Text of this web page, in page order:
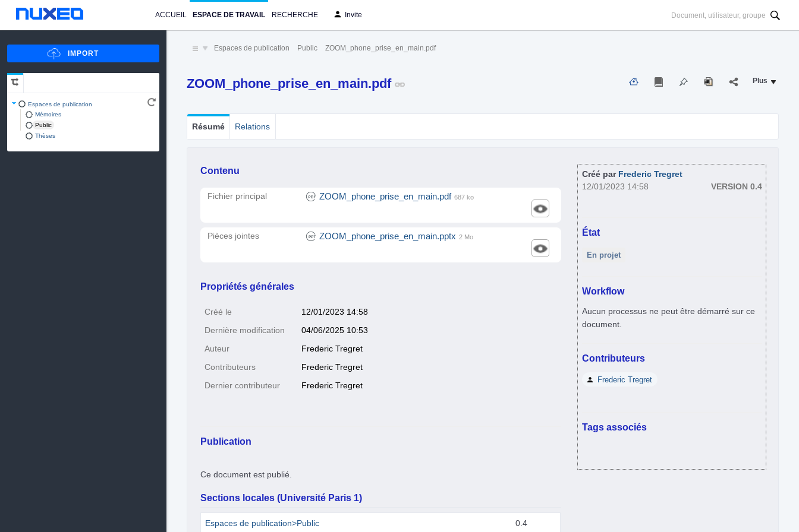
ACCUEIL ESPACE DE TRAVAIL RECHERCHE Invite
Espaces de publication
Mémoires
Public
Thèses
Espaces de publication Public ZOOM_phone_prise_en_main.pdf
ZOOM_phone_prise_en_main.pdf Plus
Résumé Relations
Contenu
Fichier principal ZOOM_phone_prise_en_main.pdf 687 ko
Pièces jointes ZOOM_phone_prise_en_main.pptx 2 Mo
Propriétés générales
Créé le 12/01/2023 14:58
Dernière modification 04/06/2025 10:53
Auteur Frederic Tregret
Contributeurs Frederic Tregret
Dernier contributeur Frederic Tregret
Publication
Ce document est publié.
Sections locales (Université Paris 1)
Espaces de publication>Public 0.4
Créé par Frederic Tregret
12/01/2023 14:58
VERSION 0.4
État
En projet
Workflow
Aucun processus ne peut être démarré sur ce
document.
Contributeurs
Frederic Tregret
Tags associés